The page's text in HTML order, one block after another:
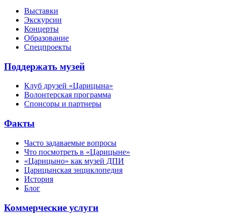
Выставки
Экскурсии
Концерты
Образование
Спецпроекты
Поддержать музей
Клуб друзей «Царицына»
Волонтерская программа
Спонсоры и партнеры
Факты
Часто задаваемые вопросы
Что посмотреть в «Царицыне»
«Царицыно» как музей ДПИ
Царицынская энциклопедия
История
Блог
Коммерческие услуги